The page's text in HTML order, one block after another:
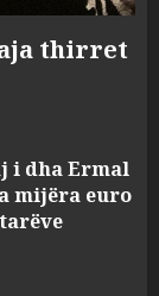
thirret
i dha Ermal
mijëra euro